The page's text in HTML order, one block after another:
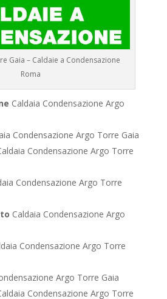
Gaia – Caldaie a Condensazione
Roma
Caldaia Condensazione Argo
Condensazione Argo Torre Gaia
Condensazione Argo Torre
Condensazione Argo Torre
Caldaia Condensazione Argo
Condensazione Argo Torre
Argo Torre Gaia
Condensazione Argo Torre